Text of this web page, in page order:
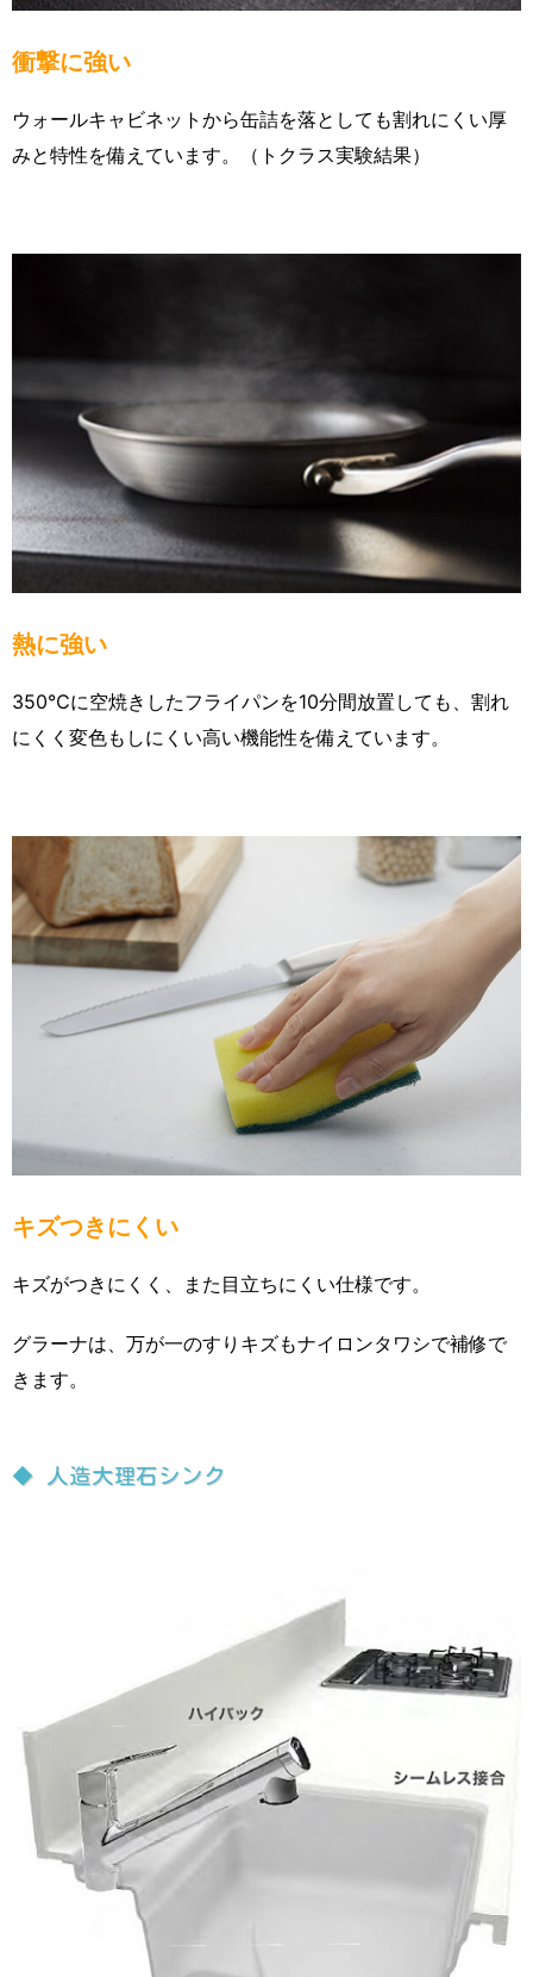
衝撃に強い
ウォールキャビネットから缶詰を落としても割れにくい厚
みと特性を備えています。（トクラス実験結果）
熱に強い
350℃に空焼きしたフライパンを10分間放置しても、割れ
にくく変色もしにくい高い機能性を備えています。
キズつきにくい
キズがつきにくく、また目立ちにくい仕様です。
グラーナは、万が一のすりキズもナイロンタワシで補修で
きます。
◆ 人造大理石シンク